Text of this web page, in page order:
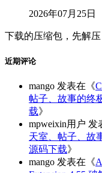
2026年07月25日
下载的压缩包，先解
近期评论
mango 发表在《
帖子、故事的终
载》
mpweixin用户 发
天室、帖子、故
源码下载》
mango 发表在《